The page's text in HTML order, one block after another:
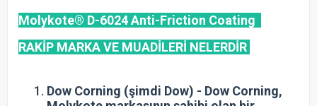
Molykote® D-6024 Anti-Friction Coating
RAKİP MARKA VE MUADİLERİ NELERDİR
Dow Corning (şimdi Dow) - Dow Corning,